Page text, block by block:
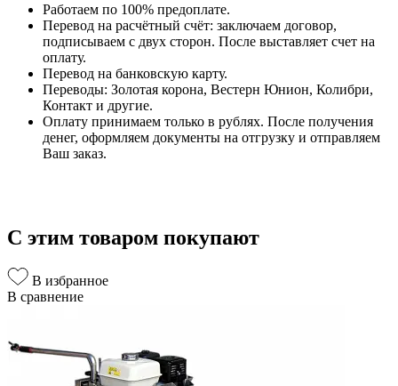
Работаем по 100% предоплате.
Перевод на расчётный счёт: заключаем договор,
подписываем с двух сторон. После выставляет счет на
оплату.
Перевод на банковскую карту.
Переводы: Золотая корона, Вестерн Юнион, Колибри,
Контакт и другие.
Оплату принимаем только в рублях. После получения
денег, оформляем документы на отгрузку и отправляем
Ваш заказ.
С этим товаром покупают
В избранное
В сравнение